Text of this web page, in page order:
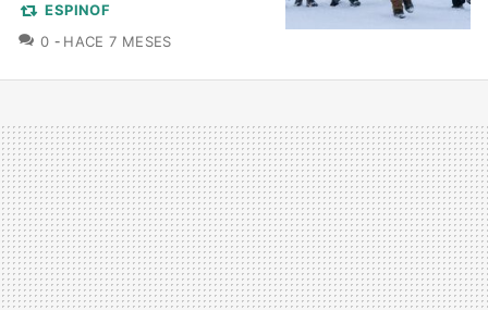
ESPINOF
0 COMENTARIOS
HACE 7 MESES